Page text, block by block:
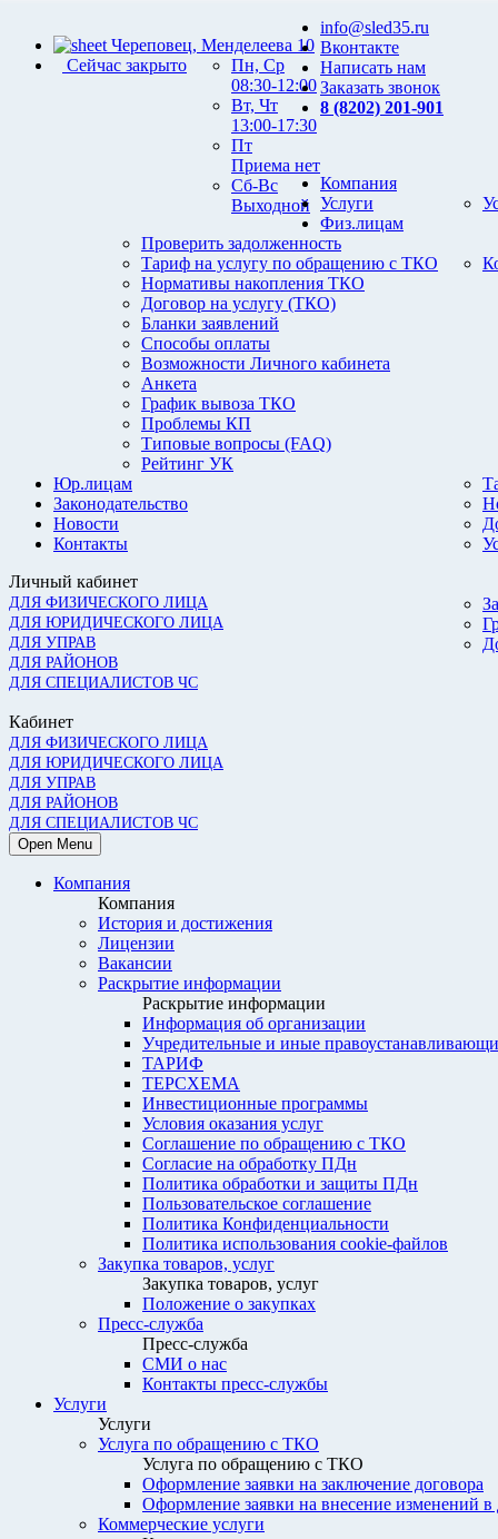
Череповец, Менделеева 10
Сейчас закрыто
Пн, Ср
08:30-12:00
Вт, Чт
13:00-17:30
Пт
Приема нет
Сб-Вс
Выходной
info@sled35.ru
Вконтакте
Написать нам
Заказать звонок
8 (8202) 201-901
Компания
Услуги
Физ.лицам
Проверить задолженность
Тариф на услугу по обращению с ТКО
Нормативы накопления ТКО
Договор на услугу (ТКО)
Бланки заявлений
Способы оплаты
Возможности Личного кабинета
Анкета
График вывоза ТКО
Проблемы КП
Типовые вопросы (FAQ)
Рейтинг УК
Юр.лицам
Законодательство
Новости
Контакты
Личный кабинет
ДЛЯ ФИЗИЧЕСКОГО ЛИЦА
ДЛЯ ЮРИДИЧЕСКОГО ЛИЦА
ДЛЯ УПРАВ
ДЛЯ РАЙОНОВ
ДЛЯ СПЕЦИАЛИСТОВ ЧС
Кабинет
ДЛЯ ФИЗИЧЕСКОГО ЛИЦА
ДЛЯ ЮРИДИЧЕСКОГО ЛИЦА
ДЛЯ УПРАВ
ДЛЯ РАЙОНОВ
ДЛЯ СПЕЦИАЛИСТОВ ЧС
Open Menu
Компания
Компания
История и достижения
Лицензии
Вакансии
Раскрытие информации
Раскрытие информации
Информация об организации
Учредительные и иные
ТАРИФ
ТЕРСХЕМА
Инвестиционные программы
Условия оказания услуг
Соглашение по обращению с ТКО
Согласие на обработку ПДн
Политика обработки и защиты ПДн
Пользовательское соглашение
Политика Конфиденциальности
Политика использования cookie-файлов
Закупка товаров, услуг
Закупка товаров, услуг
Положение о закупках
Пресс-служба
Пресс-служба
СМИ о нас
Контакты пресс-службы
Услуги
Услуги
Услуга по обращению с ТКО
Услуга по обращению с ТКО
Оформление заявки на заключение договора
Оформление заявки на внесение изменений в
Коммерческие услуги